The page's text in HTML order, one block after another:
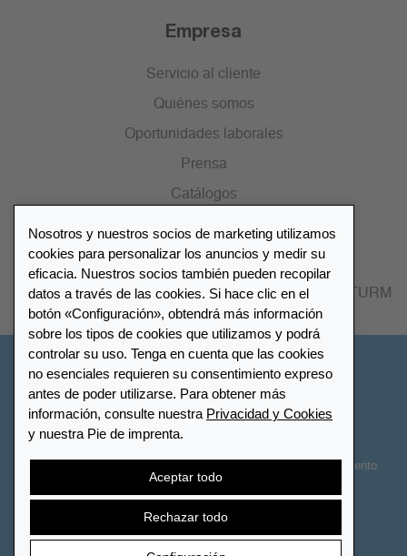
Empresa
Servicio al cliente
Quiénes somos
Oportunidades laborales
Prensa
Catálogos
Lista de distribuidores
Encuentre su distribuidor más cercano LEUCHTTURM
Nosotros y nuestros socios de marketing utilizamos
cookies para personalizar los anuncios y medir su
eficacia. Nuestros socios también pueden recopilar
datos a través de las cookies. Si hace clic en el
botón «Configuración», obtendrá más información
sobre los tipos de cookies que utilizamos y podrá
controlar su uso. Tenga en cuenta que las cookies
no esenciales requieren su consentimiento expreso
antes de poder utilizarse. Para obtener más
información, consulte nuestra Privacidad y Cookies
y nuestra Pie de imprenta.
Aceptar todo
Rechazar todo
Configuración de cookies Privacidad y Cookies
Declaración de accesibilidad
Derecho de desistimiento
Cancelar contrato